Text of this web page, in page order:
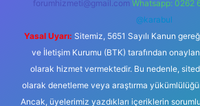
forumhizmeti@gmail.com Whatsapp: 0262
@karabul
Yasal Uyarı: Sitemiz, 5651 Sayılı Kanun
ve İletişim Kurumu (BTK) tarafından
olarak hizmet vermektedir. Bu nedenle,
olarak denetleme veya araştırma
Ancak, üyelerimiz yazdıkları içeriklerin